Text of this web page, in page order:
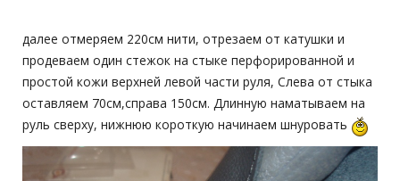
далее отмеряем 220см нити, отрезаем от катушки и
продеваем один стежок на стыке перфорированной и
простой кожи верхней левой части руля, Слева от стыка
оставляем 70см,справа 150см. Длинную наматываем на
руль сверху, нижнюю короткую начинаем шнуровать